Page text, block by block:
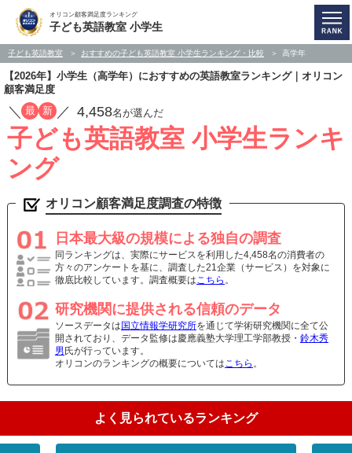
オリコン顧客満足度ランキング
子ども英語教室 小学生
子ども英語教室 おすすめの子ども英語教室 小学生ランキング・比較 高学年
【2026年】小学生（高学年）におすすめの英語教室ランキング｜オリコン
顧客満足度
／ 最 新 ／ 4,458名が選んだ
子ども英語教室 小学生ランキ
ング
オリコン顧客満足度調査の特徴
日本最大級の規模による独自の調査
同ランキングは、実際にサービスを利用した4,458名の消費者の
方々のアンケートを基に、調査した21企業（サービス）を対象に
徹底比較しています。調査概要はこちら 。
研究機関に提供される信頼のデータ
ソースデータは 国立情報学研究所を通じて学術研究機関に全て公
開されており、データ監修は慶應義塾大学理工学部教授・ 鈴木秀
男 氏が行っています。
オリコンのランキングの概要についてはこちら 。
よく見られているランキング